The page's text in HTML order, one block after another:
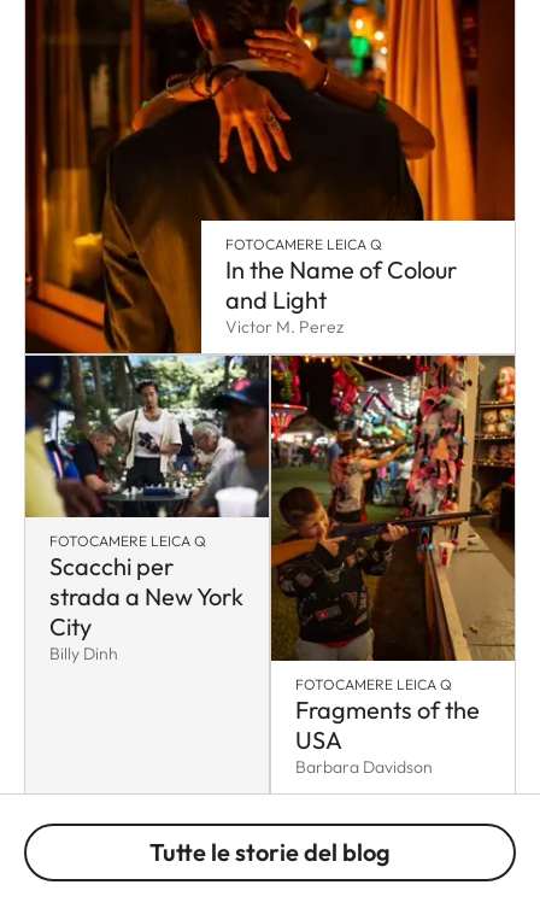
FOTOCAMERE LEICA Q
In the Name of Colour
and Light
Victor M. Perez
FOTOCAMERE LEICA Q
Scacchi per
strada a New York
City
Billy Dinh
FOTOCAMERE LEICA Q
Fragments of the
USA
Barbara Davidson
Tutte le storie del blog